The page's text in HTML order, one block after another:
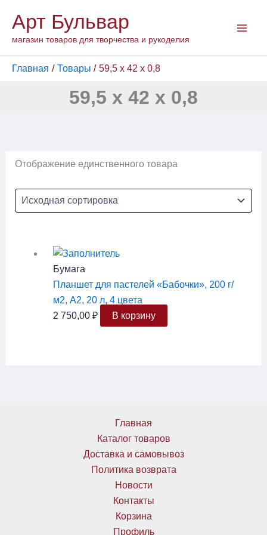
содержимому
Арт Бульвар
магазин товаров для творчества и рукоделия
Главная Товары 59,5 х 42 х 0,8
59,5 х 42 х 0,8
Отображение единственного товара
Бумага
Планшет для пастелей «Бабочки», 200 г/
м2, А2, 20 л, 4 цвета
2 750,00 ₽ В корзину
Главная
Каталог товаров
Доставка и самовывоз
Политика возврата
Новости
Контакты
Корзина
Профиль